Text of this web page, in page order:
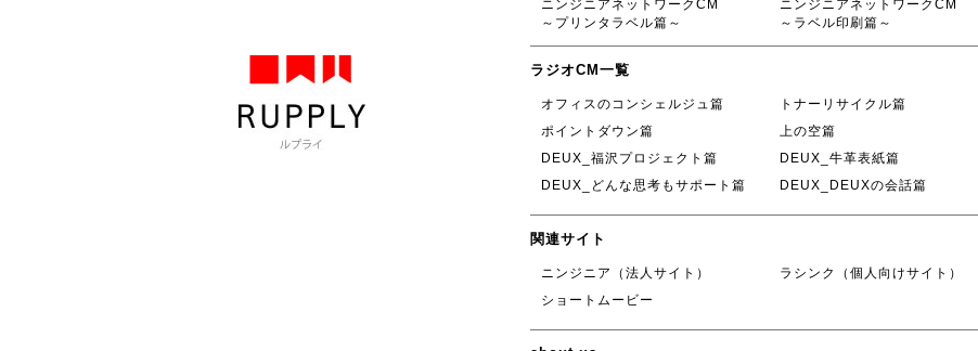
ニンジニアネットワークCM
～プリンタラベル篇～
ニンジニアネットワークCM
～ラベル印刷篇～
ラジオCM一覧
オフィスのコンシェルジュ篇 トナーリサイクル篇
ポイントダウン篇
上の空篇
DEUX_福沢プロジェクト篇
DEUX_牛革表紙篇
DEUX_どんな思考もサポート篇
DEUX_DEUXの会話篇
関連サイト
ニンジニア（法人サイト）
ラシンク（個人向けサイト）
ショートムービー